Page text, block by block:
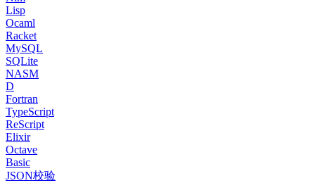
Lisp
Ocaml
Racket
MySQL
SQLite
NASM
D
Fortran
TypeScript
ReScript
Elixir
Octave
Basic
JSON校验